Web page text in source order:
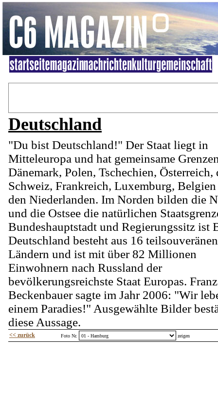
Deutschland
"Du bist Deutschland!" Der Staat liegt in
Mitteleuropa und hat gemeinsame
Dänemark, Polen, Tschechien, Österreich,
Schweiz, Frankreich, Luxemburg,
den Niederlanden. Im Norden bilden die
und die Ostsee die natürlichen
Bundeshauptstadt und Regierungssitz ist
Deutschland besteht aus 16 teilsouveränen
Ländern und ist mit über 82 Millionen
Einwohnern nach Russland der
bevölkerungsreichste Staat Europas. Franz
Beckenbauer sagte im Jahr 2006: "Wir
einem Paradies!" Ausgewählte Bilder
diese Aussage.
<< zurück Foto Nr.